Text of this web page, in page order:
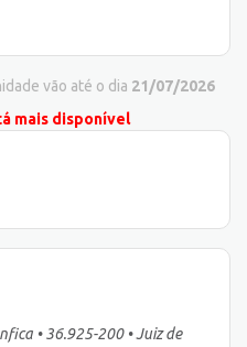
vão até o dia 21/07/2026
mais disponível
• 36.925-200 • Juiz de